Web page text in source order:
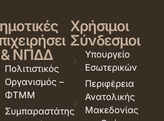
& ΝΠΔΔ
Πολιτιστικός
Οργανισμός –
ΦΤΜΜ
Συμπαραστάτης
Χρήσιμοι
Σύνδεσμοι
Υπουργείο
Εσωτερικών
Περιφέρεια
Ανατολικής
Μακεδονίας